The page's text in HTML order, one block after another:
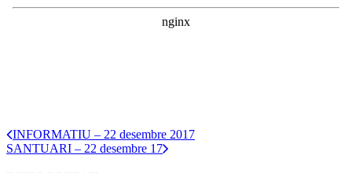
INFORMATIU – 22 desembre 2017
SANTUARI – 22 desembre 17